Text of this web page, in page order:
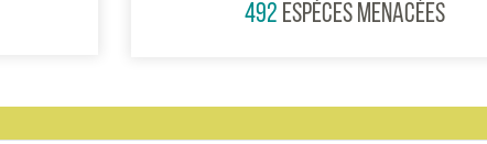
492 ESPÈCES MENACÉES